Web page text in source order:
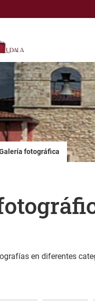
fotográfica
en diferentes